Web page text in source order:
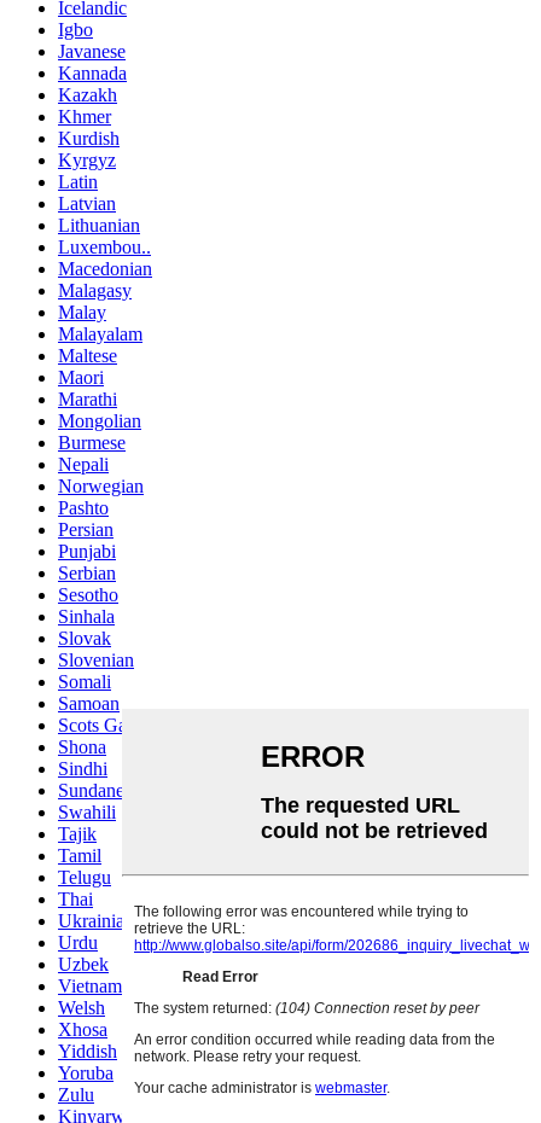
Icelandic
Igbo
Javanese
Kannada
Kazakh
Khmer
Kurdish
Kyrgyz
Latin
Latvian
Lithuanian
Luxembou..
Macedonian
Malagasy
Malay
Malayalam
Maltese
Maori
Marathi
Mongolian
Burmese
Nepali
Norwegian
Pashto
Persian
Punjabi
Serbian
Sesotho
Sinhala
Slovak
Slovenian
Somali
Samoan
Scots Gaelic
Shona
Sindhi
Sundanese
Swahili
Tajik
Tamil
Telugu
Thai
Ukrainian
Urdu
Uzbek
Vietnamese
Welsh
Xhosa
Yiddish
Yoruba
Zulu
Kinyarwanda